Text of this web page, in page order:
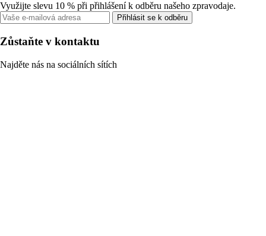
Využijte slevu 10 % při přihlášení k odběru našeho zpravodaje.
Přihlásit se k odběru
Zůstaňte v kontaktu
Najděte nás na sociálních sítích